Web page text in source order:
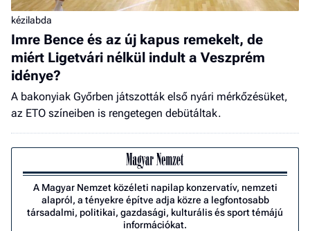
kézilabda
Imre Bence és az új kapus remekelt, de
miért Ligetvári nélkül indult a Veszprém
idénye?
A bakonyiak Győrben játszották első nyári mérkőzésüket,
az ETO színeiben is rengetegen debütáltak.
A Magyar Nemzet közéleti napilap konzervatív, nemzeti
alapról, a tényekre építve adja közre a legfontosabb
társadalmi, politikai, gazdasági, kulturális és sport témájú
információkat.